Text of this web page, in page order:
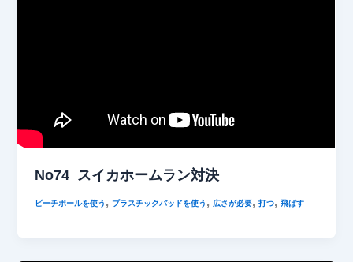
No74_スイカホームラン対決
ビーチボールを使う , プラスチックバッドを使う , 広さが必要,打つ,飛ばす